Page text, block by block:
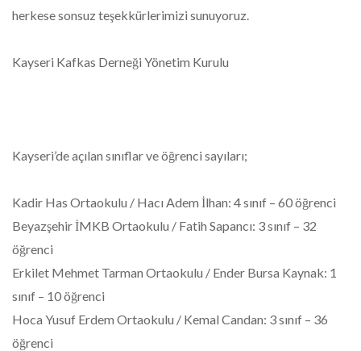
herkese sonsuz teşekkürlerimizi sunuyoruz.
Kayseri Kafkas Derneği Yönetim Kurulu
Kayseri’de açılan sınıflar ve öğrenci sayıları;
Kadir Has Ortaokulu / Hacı Adem İlhan: 4 sınıf – 60 öğrenci
Beyazşehir İMKB Ortaokulu / Fatih Sapancı: 3 sınıf – 32
öğrenci
Erkilet Mehmet Tarman Ortaokulu / Ender Bursa Kaynak: 1
sınıf – 10 öğrenci
Hoca Yusuf Erdem Ortaokulu / Kemal Candan: 3 sınıf – 36
öğrenci